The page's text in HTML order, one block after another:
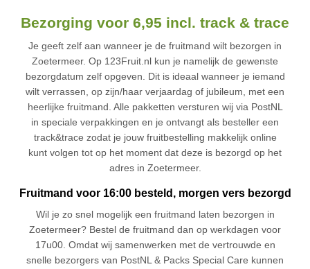
Bezorging voor 6,95 incl. track & trace
Je geeft zelf aan wanneer je de fruitmand wilt bezorgen in
Zoetermeer. Op 123Fruit.nl kun je namelijk de gewenste
bezorgdatum zelf opgeven. Dit is ideaal wanneer je iemand
wilt verrassen, op zijn/haar verjaardag of jubileum, met een
heerlijke fruitmand. Alle pakketten versturen wij via PostNL
in speciale verpakkingen en je ontvangt als besteller een
track&trace zodat je jouw fruitbestelling makkelijk online
kunt volgen tot op het moment dat deze is bezorgd op het
adres in Zoetermeer.
Fruitmand voor 16:00 besteld, morgen vers bezorgd
Wil je zo snel mogelijk een fruitmand laten bezorgen in
Zoetermeer? Bestel de fruitmand dan op werkdagen voor
17u00. Omdat wij samenwerken met de vertrouwde en
snelle bezorgers van PostNL & Packs Special Care kunnen